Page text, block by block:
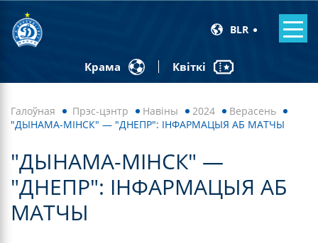
BLR
Крама Квіткі
Галоўная Прэс-цэнтр Навiны 2024
Верасень
"ДЫНАМА-МІНСК" — "ДНЕПР": ІНФАРМАЦЫЯ АБ МАТЧЫ
"ДЫНАМА-МІНСК" —
"ДНЕПР": ІНФАРМАЦЫЯ АБ
МАТЧЫ